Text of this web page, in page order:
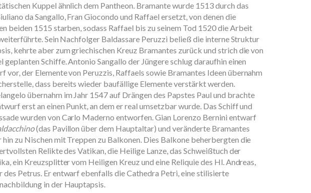
Kuppel ähnlich dem Pantheon. Bramante wurde 1513 durch das
da Sangallo, Fran Giocondo und Raffael ersetzt, von denen die
beiden 1515 starben, sodass Raffael bis zu seinem Tod 1520 die Arbeit
Sein Nachfolger Baldassare Peruzzi beließ die interne Struktur
kehrte aber zum griechischen Kreuz Bramantes zurück und strich die von
geplanten Schiffe. Antonio Sangallo der Jüngere schlug daraufhin einen
vor, der Elemente von Peruzzis, Raffaels sowie Bramantes Ideen übernahm
dass bereits wieder baufällige Elemente verstärkt werden.
übernahm im Jahr 1547 auf Drängen des Papstes Paul und brachte
erst an einen Punkt, an dem er real umsetzbar wurde. Das Schiff und
wurden von Carlo Maderno entworfen. Gian Lorenzo Bernini entwarf
(das Pavillon über dem Hauptaltar) und veränderte Bramantes
hin zu Nischen mit Treppen zu Balkonen. Dies Balkone beherbergten die
Relikte des Vatikan, die Heilige Lanze, das Schweißtuch der
ein Kreuzsplitter vom Heiligen Kreuz und eine Reliquie des Hl. Andreas,
des Petrus. Er entwarf ebenfalls die Cathedra Petri, eine stilisierte
in der Hauptapsis.